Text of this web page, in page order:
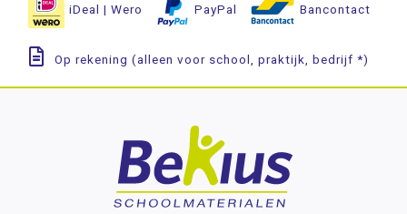
iDeal | Wero PayPal Bancontact
Op rekening (alleen voor school, praktijk, bedrijf *)